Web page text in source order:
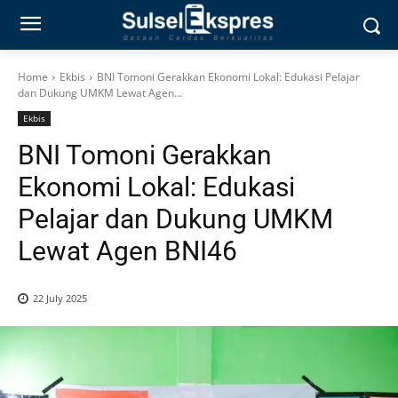
Home Ekbis
BNI Tomoni Gerakkan Ekonomi Lokal: Edukasi Pelajar
dan Dukung UMKM Lewat Agen...
Ekbis
BNI Tomoni Gerakkan
Ekonomi Lokal: Edukasi
Pelajar dan Dukung UMKM
Lewat Agen BNI46
22 July 2025